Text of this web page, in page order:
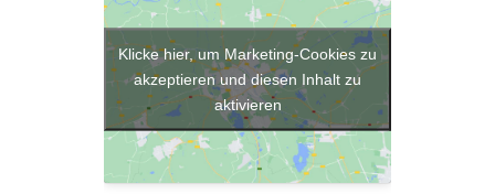
Klicke hier, um Marketing-Cookies zu
akzeptieren und diesen Inhalt zu
aktivieren